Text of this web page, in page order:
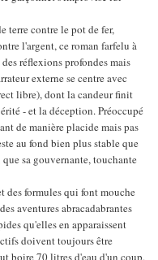
terre contre le pot de fer,
l'argent, ce roman farfelu à
réflexions profondes mais
externe se centre avec
libre), dont la candeur finit
- et la déception. Préoccupé
de manière placide mais pas
au fond bien plus stable que
que sa gouvernante, touchante
des formules qui font mouche
aventures abracadabrantes
qu'elles en apparaissent
doivent toujours être
boire 70 litres d'eau d'un coup.